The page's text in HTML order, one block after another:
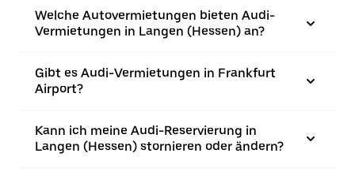
Welche Autovermietungen bieten Audi-
Vermietungen in Langen (Hessen) an?
Gibt es Audi-Vermietungen in Frankfurt
Airport?
Kann ich meine Audi-Reservierung in
Langen (Hessen) stornieren oder ändern?